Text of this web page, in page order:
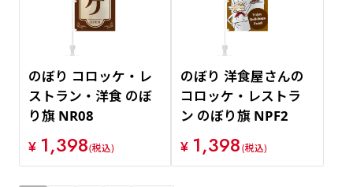
のぼり コロッケ・レ
ストラン・洋食 のぼ
り旗 NR08
¥ 1,398(税込)
のぼり 洋食屋さんの
コロッケ・レストラ
ン のぼり旗 NPF2
¥ 1,398(税込)